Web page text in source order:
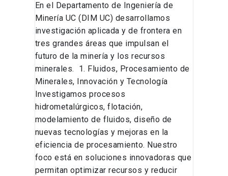
En el Departamento de Ingeniería de
Minería UC (DIM UC) desarrollamos
investigación aplicada y de frontera en
tres grandes áreas que impulsan el
futuro de la minería y los recursos
minerales. 1. Fluidos, Procesamiento de
Minerales, Innovación y Tecnología
Investigamos procesos
hidrometalúrgicos, flotación,
modelamiento de fluidos, diseño de
nuevas tecnologías y mejoras en la
eficiencia de procesamiento. Nuestro
foco está en soluciones innovadoras que
permitan optimizar recursos y reducir
impulsan
el
futuro
de
la
minería
y
los
recursos
minerales.